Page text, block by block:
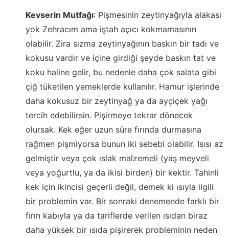
Kevserin Mutfağı: Pişmesinin zeytinyağıyla alakası
yok Zehracım ama iştah açıcı kokmamasının
olabilir. Zira sızma zeytinyağının baskın bir tadı ve
kokusu vardır ve içine girdiği şeyde baskın tat ve
koku haline gelir, bu nedenle daha çok salata gibi
çiğ tüketilen yemeklerde kullanılır. Hamur işlerinde
daha kokusuz bir zeytinyağ ya da ayçiçek yağı
tercih edebilirsin. Pişirmeye tekrar dönecek
olursak. Kek eğer uzun süre fırında durmasına
rağmen pişmiyorsa bunun iki sebebi olabilir. Isısı az
gelmiştir veya çok ıslak malzemeli (yaş meyveli
veya yoğurtlu, ya da ikisi birden) bir kektir. Tahinli
kek için ikincisi geçerli değil, demek ki ısıyla ilgili
bir problemin var. Bir sonraki denemende farklı bir
fırın kabıyla ya da tariflerde verilen ısıdan biraz
daha yüksek bir ısıda pişirerek probleminin neden